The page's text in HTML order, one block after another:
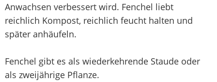
Anwachsen verbessert wird. Fenchel liebt
reichlich Kompost, reichlich feucht halten und
später anhäufeln.
Fenchel gibt es als wiederkehrende Staude oder
als zweijährige Pflanze.